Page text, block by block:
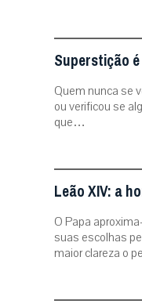
Superstição
Quem nunca se
ou verificou se
que…
Leão XIV: a
O Papa
suas escolhas
maior clareza o